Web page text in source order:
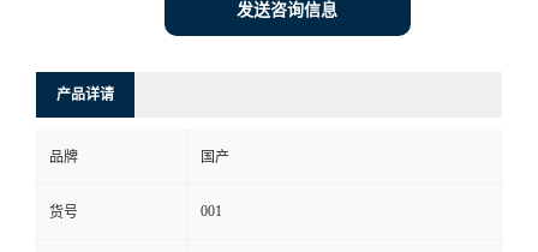
发送咨询信息
产品详请
品牌 国产
货号 001